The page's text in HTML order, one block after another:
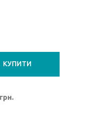
КУПИТИ